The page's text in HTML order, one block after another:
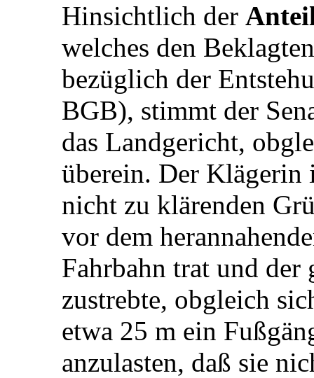
Hinsichtlich der
welches den
bezüglich der
BGB), stimmt der
das Landgericht,
überein. Der Klägerin
nicht zu klärenden
vor dem
Fahrbahn trat und der
zustrebte, obgleich
etwa 25 m ein
anzulasten, daß sie